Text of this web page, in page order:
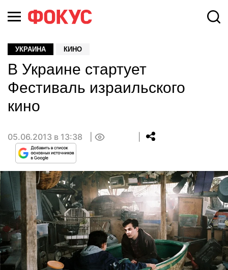
УКРАИНА КИНО
В Украине стартует
Фестиваль израильского
кино
05.06.2013 в 13:38